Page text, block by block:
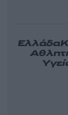
Ελλάδα